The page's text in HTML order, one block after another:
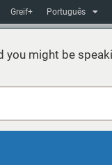
Greif+ Português
you might be